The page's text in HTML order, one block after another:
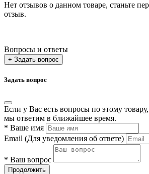
Нет отзывов о данном товаре, станьте
отзыв.
Вопросы и ответы
+ Задать вопрос
Задать вопрос
Если у Вас есть вопросы по этому
мы ответим в ближайшее время.
* Ваше имя
Email (Для уведомления об ответе)
* Ваш вопрос
Продолжить